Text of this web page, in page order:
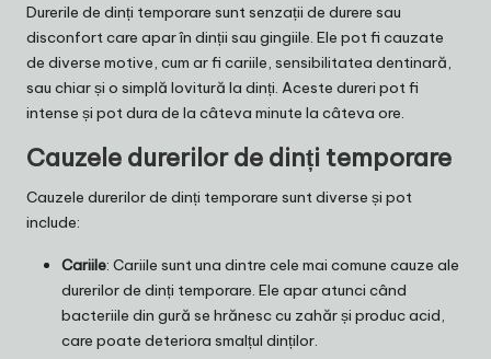
Durerile de dinți temporare sunt senzații de durere sau
disconfort care apar în dinții sau gingiile. Ele pot fi cauzate
de diverse motive, cum ar fi cariile, sensibilitatea dentinară,
sau chiar și o simplă lovitură la dinți. Aceste dureri pot fi
intense și pot dura de la câteva minute la câteva ore.
Cauzele durerilor de dinți temporare
Cauzele durerilor de dinți temporare sunt diverse și pot
include:
Cariile: Cariile sunt una dintre cele mai comune cauze ale
durerilor de dinți temporare. Ele apar atunci când
bacteriile din gură se hrănesc cu zahăr și produc acid,
care poate deteriora smalțul dinților.